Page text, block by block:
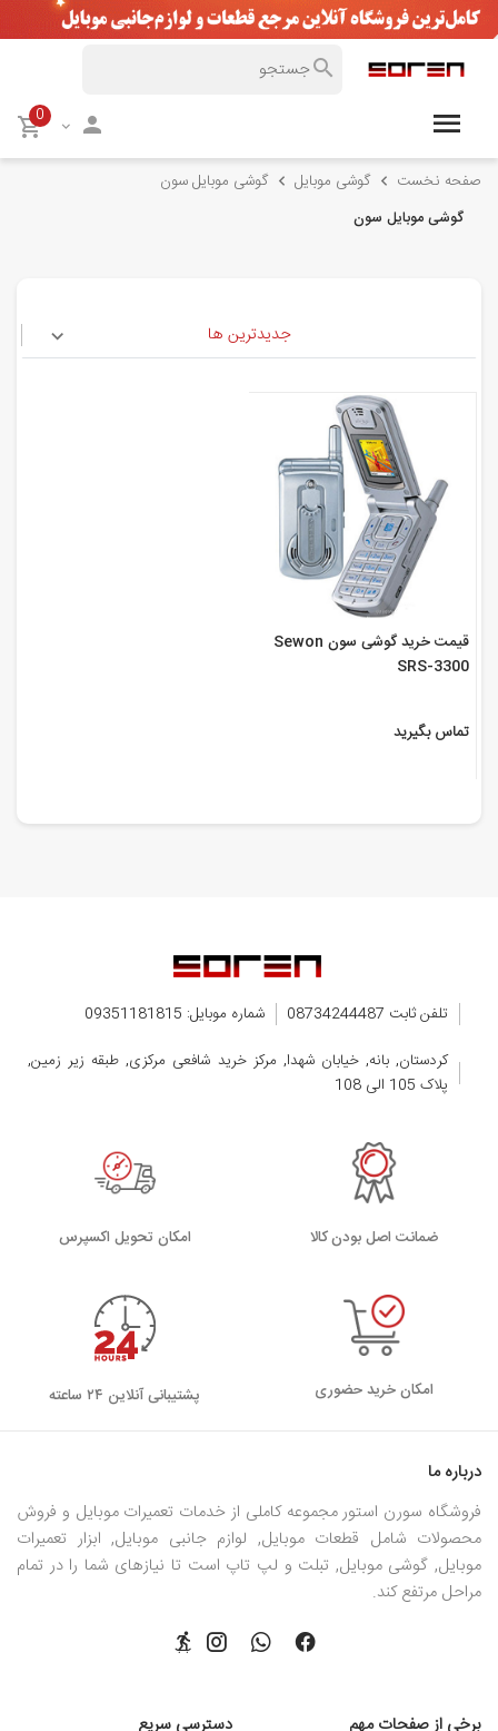
0
صفحه نخست گوشی موبایل گوشی موبایل سون
گوشی موبایل سون
جدیدترین ها
قیمت خرید گوشی سون Sewon
SRS-3300
تماس بگیرید
تلفن ثابت 08734244487
شماره موبایل: 09351181815
کردستان, بانه, خیابان شهدا, مرکز خرید شافعی مرکزی, طبقه زیر زمین,
پلاک 105 الی 108
ضمانت اصل بودن کالا اﻣﮑﺎن ﺗﺤﻮﯾﻞ اﮐﺴﭙﺮس
امکان خرید حضوری پشتیبانی آنلاین ۲۴ ساعته
درباره ما
فروشگاه سورن استور مجموعه کاملی از خدمات تعمیرات موبایل و فروش
محصولات شامل قطعات موبایل, لوازم جانبی موبایل, ابزار تعمیرات
موبایل, گوشی موبایل, تبلت و لپ تاپ است تا نیازهای شما را در تمام
مراحل مرتفع کند.
برخی از صفحات مهم دسترسی سریع